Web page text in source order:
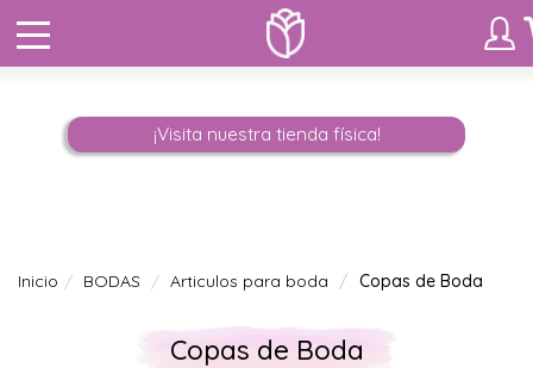
¡Visita nuestra tienda física!
Inicio BODAS Articulos para boda Copas de Boda
Copas de Boda